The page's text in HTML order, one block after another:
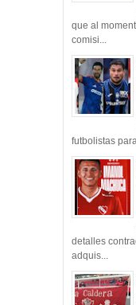
que al
comisi...
futbolistas
detalles
adquis...